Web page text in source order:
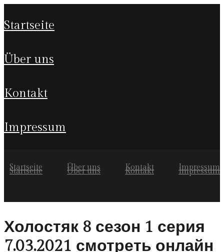
startseite
über uns
kontakt
impressum
Startseite Über uns Kontakt Impressum
Startseite Über uns Kontakt Impressum
Холостяк 8 сезон 1 серия
7.03.2021 смотреть онлайн